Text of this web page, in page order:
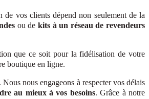
vos clients dépend non seulement de la
ou de kits à un réseau de revendeurs
que ce soit pour la fidélisation de votre
boutique en ligne.
nous engageons à respecter vos délais
au mieux à vos besoins. Grâce à notre